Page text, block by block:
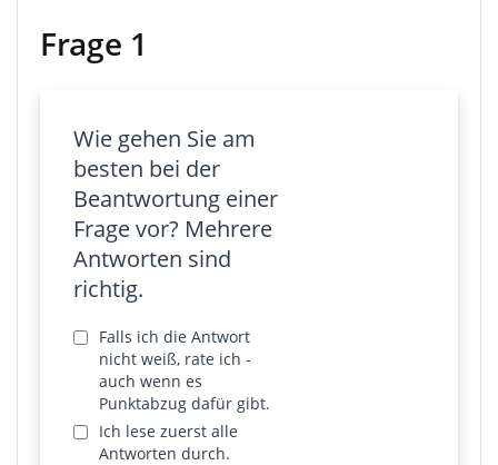
Frage 1
Wie gehen Sie am
besten bei der
Beantwortung einer
Frage vor? Mehrere
Antworten sind
richtig.
Falls ich die Antwort
nicht weiß, rate ich -
auch wenn es
Punktabzug dafür gibt.
Ich lese zuerst alle
Antworten durch.